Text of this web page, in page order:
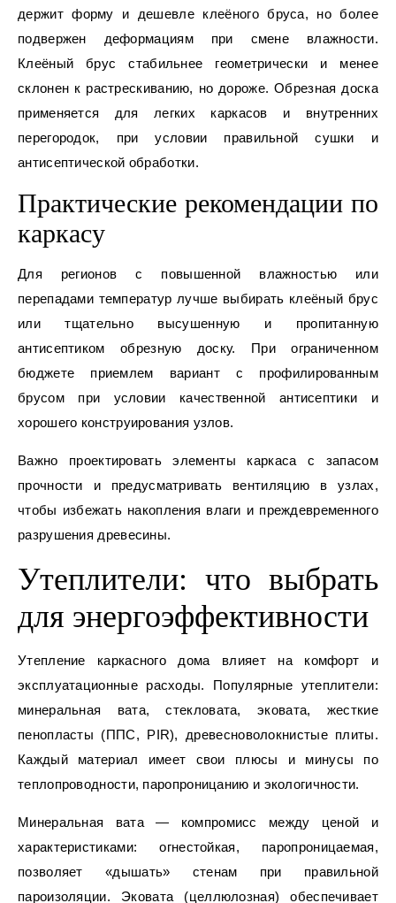
держит форму и дешевле клеёного бруса, но более
подвержен деформациям при смене влажности.
Клеёный брус стабильнее геометрически и менее
склонен к растрескиванию, но дороже. Обрезная доска
применяется для легких каркасов и внутренних
перегородок, при условии правильной сушки и
антисептической обработки.
Практические рекомендации по
каркасу
Для регионов с повышенной влажностью или
перепадами температур лучше выбирать клеёный брус
или тщательно высушенную и пропитанную
антисептиком обрезную доску. При ограниченном
бюджете приемлем вариант с профилированным
брусом при условии качественной антисептики и
хорошего конструирования узлов.
Важно проектировать элементы каркаса с запасом
прочности и предусматривать вентиляцию в узлах,
чтобы избежать накопления влаги и преждевременного
разрушения древесины.
Утеплители: что выбрать
для энергоэффективности
Утепление каркасного дома влияет на комфорт и
эксплуатационные расходы. Популярные утеплители:
минеральная вата, стекловата, эковата, жесткие
пенопласты (ППС, PIR), древесноволокнистые плиты.
Каждый материал имеет свои плюсы и минусы по
теплопроводности, паропроницанию и экологичности.
Минеральная вата — компромисс между ценой и
характеристиками: огнестойкая, паропроницаемая,
позволяет «дышать» стенам при правильной
пароизоляции. Эковата (целлюлозная) обеспечивает